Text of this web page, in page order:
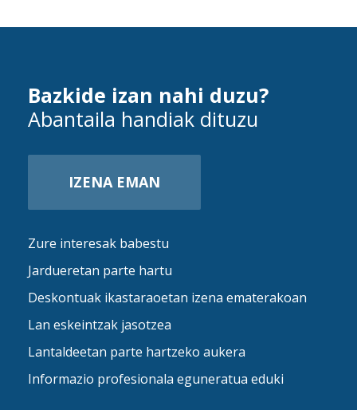
Bazkide izan nahi duzu?
Abantaila handiak dituzu
IZENA EMAN
Zure interesak babestu
Jardueretan parte hartu
Deskontuak ikastaraoetan izena ematerakoan
Lan eskeintzak jasotzea
Lantaldeetan parte hartzeko aukera
Informazio profesionala eguneratua eduki